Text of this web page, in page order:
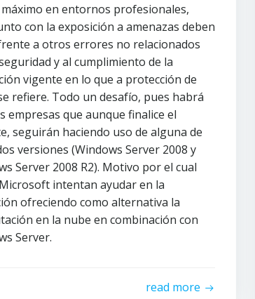
en entornos profesionales,
con la exposición a amenazas deben
a otros errores no relacionados
y al cumplimiento de la
vigente en lo que a protección de
refiere. Todo un desafío, pues habrá
empresas que aunque finalice el
seguirán haciendo uso de alguna de
versiones (Windows Server 2008 y
Server 2008 R2). Motivo por el cual
intentan ayudar en la
ofreciendo como alternativa la
en la nube en combinación con
Server.
read more